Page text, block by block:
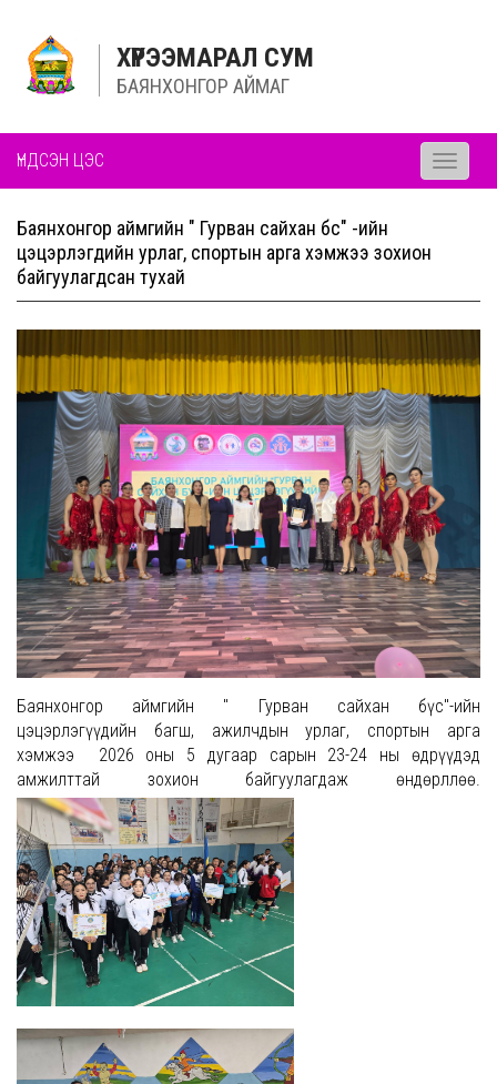
ХҮРЭЭМАРАЛ СУМ
БАЯНХОНГОР АЙМАГ
ҮНДСЭН ЦЭС
Toggle
Баянхонгор аймгийн " Гурван сайхан бүс" -ийн
цэцэрлэгүүдийн урлаг, спортын арга хэмжээ зохион
байгуулагдсан тухай
Баянхонгор аймгийн " Гурван сайхан бүс"-ийн
цэцэрлэгүүдийн багш, ажилчдын урлаг, спортын арга
хэмжээ 2026 оны 5 дугаар сарын 23-24 ны өдрүүдэд
амжилттай зохион байгуулагдаж өндөрллөө.